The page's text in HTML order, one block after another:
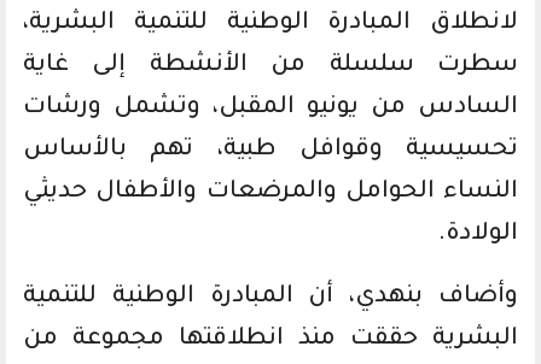
لانطلاق المبادرة الوطنية للتنمية البشرية،
سطرت سلسلة من الأنشطة إلى غاية
السادس من يونيو المقبل، وتشمل ورشات
تحسيسية وقوافل طبية، تهم بالأساس
النساء الحوامل والمرضعات والأطفال حديثي
الولادة.
وأضاف بنهدي، أن المبادرة الوطنية للتنمية
البشرية حققت منذ انطلاقتها مجموعة من